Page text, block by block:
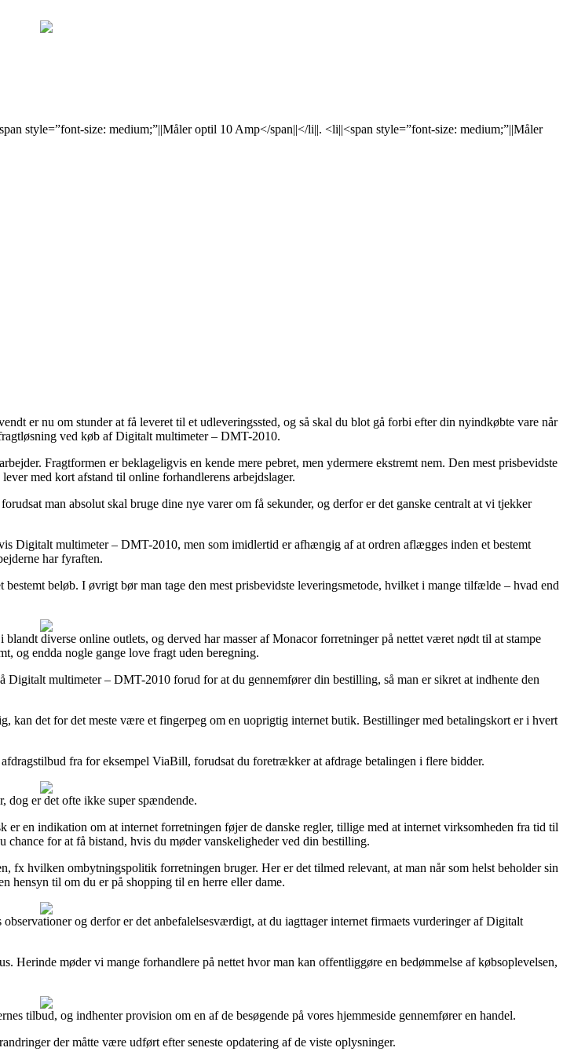
style=”font-size: medium;”||Måler optil 10 Amp</span||</li||. <li||<span style=”font-size: medium;”||Måler
er nu om stunder at få leveret til et udleveringssted, og så skal du blot gå forbi efter din nyindkøbte vare når
ved køb af Digitalt multimeter – DMT-2010.
Fragtformen er beklageligvis en kende mere pebret, men ydermere ekstremt nem. Den mest prisbevidste
med kort afstand til online forhandlerens arbejdslager.
man absolut skal bruge dine nye varer om få sekunder, og derfor er det ganske centralt at vi tjekker
Digitalt multimeter – DMT-2010, men som imidlertid er afhængig af at ordren aflægges inden et bestemt
har fyraften.
beløb. I øvrigt bør man tage den mest prisbevidste leveringsmetode, hvilket i mange tilfælde – hvad end
diverse online outlets, og derved har masser af Monacor forretninger på nettet været nødt til at stampe
og endda nogle gange love fragt uden beregning.
multimeter – DMT-2010 forud for at du gennemfører din bestilling, så man er sikret at indhente den
kan det for det meste være et fingerpeg om en uoprigtig internet butik. Bestillinger med betalingskort er i hvert
fra for eksempel ViaBill, forudsat du foretrækker at afdrage betalingen i flere bidder.
dog er det ofte ikke super spændende.
en indikation om at internet forretningen føjer de danske regler, tillige med at internet virksomheden fra tid til
for at få bistand, hvis du møder vanskeligheder ved din bestilling.
fx hvilken ombytningspolitik forretningen bruger. Her er det tilmed relevant, at man når som helst beholder sin
hensyn til om du er på shopping til en herre eller dame.
og derfor er det anbefalelsesværdigt, at du iagttager internet firmaets vurderinger af Digitalt
møder vi mange forhandlere på nettet hvor man kan offentliggøre en bedømmelse af købsoplevelsen,
tilbud, og indhenter provision om en af de besøgende på vores hjemmeside gennemfører en handel.
der måtte være udført efter seneste opdatering af de viste oplysninger.